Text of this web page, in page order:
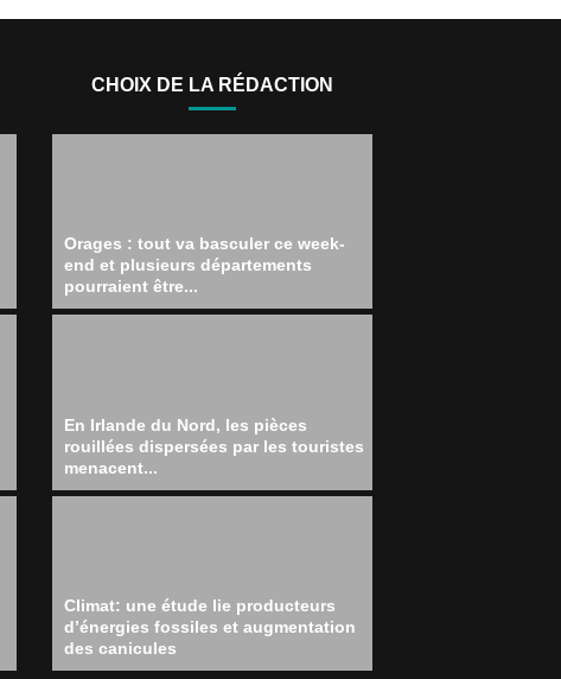
CHOIX DE LA RÉDACTION
Orages : tout va basculer ce week-
end et plusieurs départements
pourraient être...
En Irlande du Nord, les pièces
rouillées dispersées par les touristes
menacent...
Climat: une étude lie producteurs
d’énergies fossiles et augmentation
des canicules